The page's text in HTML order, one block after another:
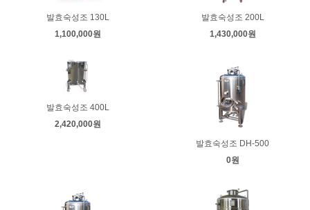
발효숙성조 130L
1,100,000원
발효숙성조 200L
1,430,000원
발효숙성조 400L
2,420,000원
발효숙성조 DH-500
0원